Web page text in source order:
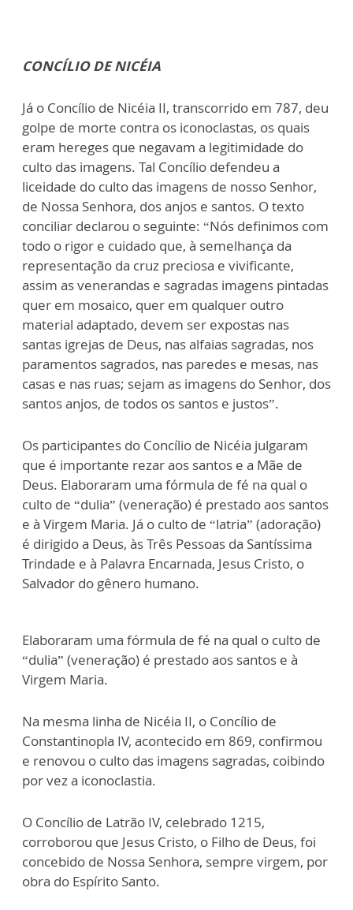
CONCÍLIO DE NICÉIA
Já o Concílio de Nicéia II, transcorrido em 787, deu
golpe de morte contra os iconoclastas, os quais
eram hereges que negavam a legitimidade do
culto das imagens. Tal Concílio defendeu a
liceidade do culto das imagens de nosso Senhor,
de Nossa Senhora, dos anjos e santos. O texto
conciliar declarou o seguinte: “Nós definimos com
todo o rigor e cuidado que, à semelhança da
representação da cruz preciosa e vivificante,
assim as venerandas e sagradas imagens pintadas
quer em mosaico, quer em qualquer outro
material adaptado, devem ser expostas nas
santas igrejas de Deus, nas alfaias sagradas, nos
paramentos sagrados, nas paredes e mesas, nas
casas e nas ruas; sejam as imagens do Senhor, dos
santos anjos, de todos os santos e justos”.
Os participantes do Concílio de Nicéia julgaram
que é importante rezar aos santos e a Mãe de
Deus. Elaboraram uma fórmula de fé na qual o
culto de “dulia” (veneração) é prestado aos santos
e à Virgem Maria. Já o culto de “latria” (adoração)
é dirigido a Deus, às Três Pessoas da Santíssima
Trindade e à Palavra Encarnada, Jesus Cristo, o
Salvador do gênero humano.
Elaboraram uma fórmula de fé na qual o culto de
“dulia” (veneração) é prestado aos santos e à
Virgem Maria.
Na mesma linha de Nicéia II, o Concílio de
Constantinopla IV, acontecido em 869, confirmou
e renovou o culto das imagens sagradas, coibindo
por vez a iconoclastia.
O Concílio de Latrão IV, celebrado 1215,
corroborou que Jesus Cristo, o Filho de Deus, foi
concebido de Nossa Senhora, sempre virgem, por
obra do Espírito Santo.